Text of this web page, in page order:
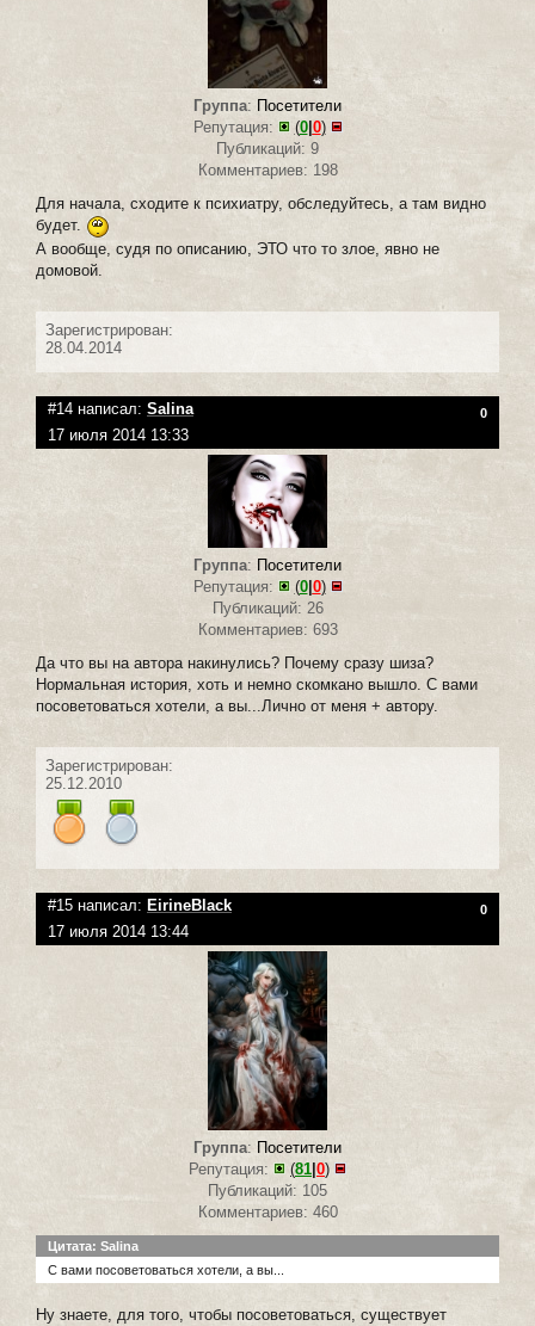
Группа: Посетители
Репутация:
(0| 0)
Публикаций: 9
Комментариев: 198
Для начала, сходите к психиатру, обследуйтесь, а там видно
будет.
А вообще, судя по описанию, ЭТО что то злое, явно не
домовой.
Зарегистрирован:
28.04.2014
#14 написал: Salina 0
17 июля 2014 13:33
Группа: Посетители
Репутация:
(0| 0)
Публикаций: 26
Комментариев: 693
Да что вы на автора накинулись? Почему сразу шиза?
Нормальная история, хоть и немно скомкано вышло. С вами
посоветоваться хотели, а вы...Лично от меня + автору.
Зарегистрирован:
25.12.2010
#15 написал: EirineBlack 0
17 июля 2014 13:44
Группа: Посетители
Репутация:
(81 0)
Публикаций: 105
Комментариев: 460
Цитата: Salina
С вами посоветоваться хотели, а вы...
Ну знаете, для того, чтобы посоветоваться, существует